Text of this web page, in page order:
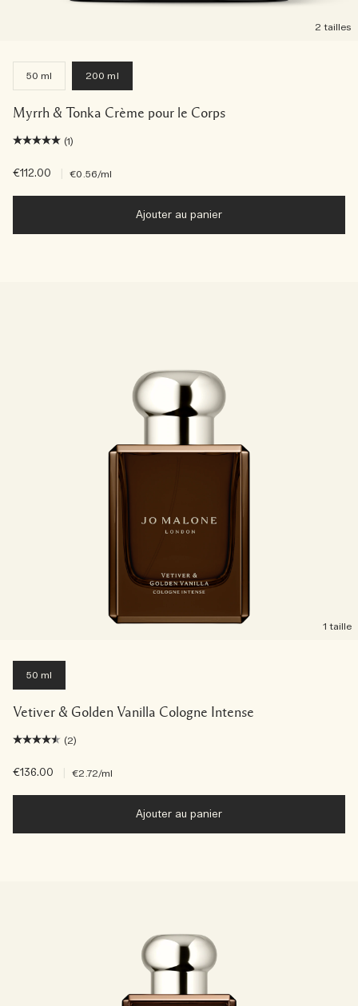
2 tailles
50 ml 200 ml
Myrrh & Tonka Crème pour le Corps
(1)
€112.00 €0.56/ml
Ajouter au panier
1 taille
50 ml
Vetiver & Golden Vanilla Cologne Intense
(2)
€136.00 €2.72/ml
Ajouter au panier